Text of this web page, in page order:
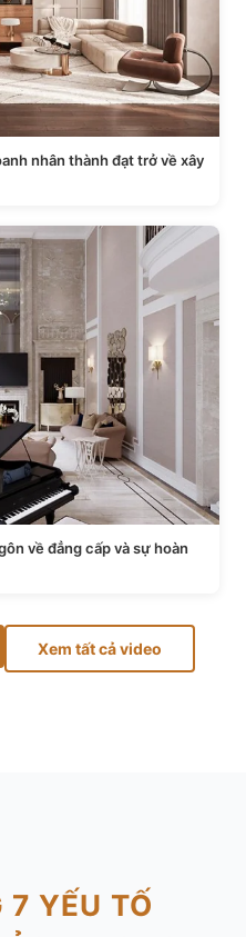
nhân thành đạt trở về xây
về đẳng cấp và sự hoàn
Xem tất cả video
7 YẾU TỐ